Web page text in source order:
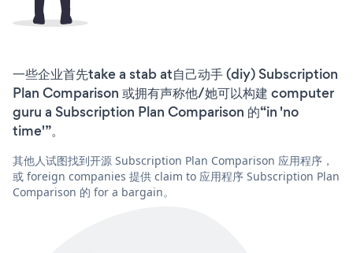
一些企业首先take a stab at自己动手 (diy) Subscription
Plan Comparison 或拥有声称他/她可以构建 computer
guru a Subscription Plan Comparison 的“in 'no
time'”。
其他人试图找到开源 Subscription Plan Comparison 应用程序，
或 foreign companies 提供 claim to 应用程序 Subscription Plan
Comparison 的 for a bargain。